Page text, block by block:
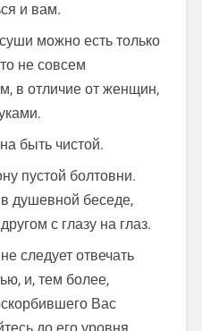
и вам.
можно есть только
не совсем
в отличие от женщин,
быть чистой.
пустой болтовни.
душевной беседе,
с глазу на глаз.
следует отвечать
и, тем более,
Вас